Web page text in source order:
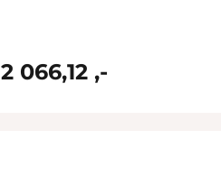
2 066,12 ,-